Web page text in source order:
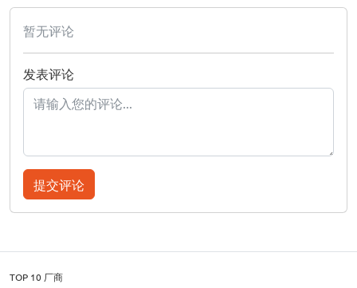
暂无评论
发表评论
提交评论
TOP 10 厂商